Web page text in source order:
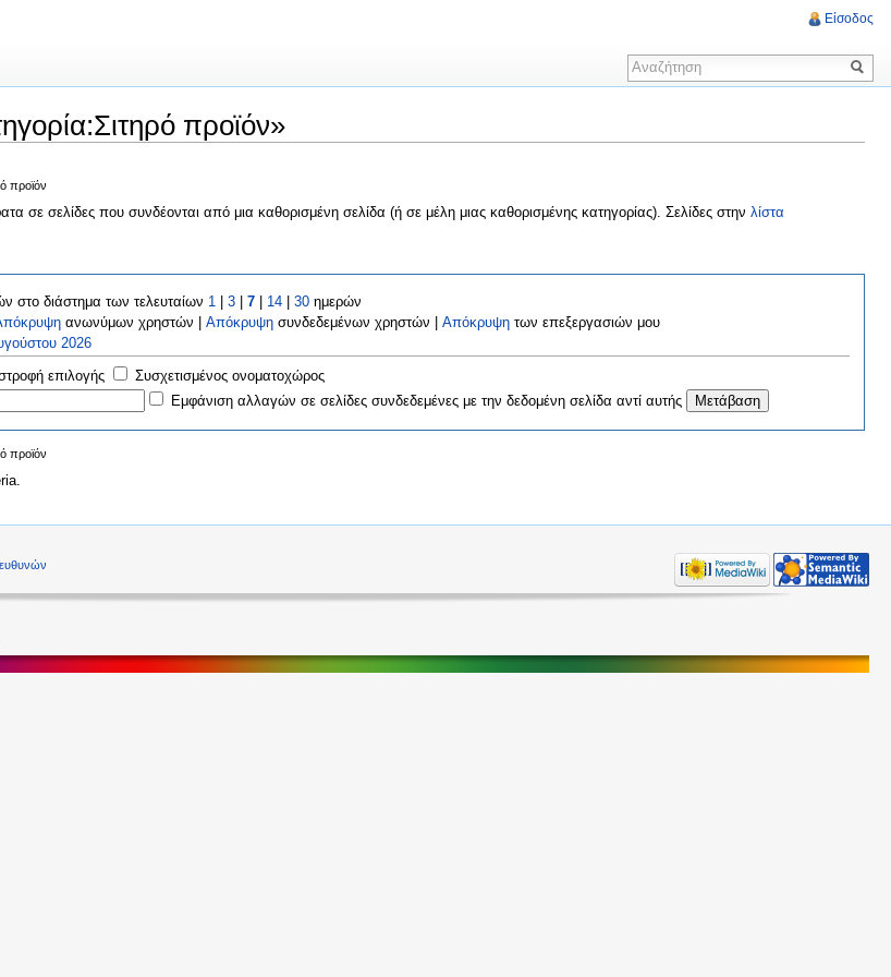
προϊόν»
προϊόν
σε σελίδες που συνδέονται από μια καθορισμένη σελίδα (ή σε μέλη μιας καθορισμένης κατηγορίας). Σελίδες στην λίστα
στο διάστημα των τελευταίων 1 | 3| 7| 14| 30ημερών
ανωνύμων χρηστών | Απόκρυψησυνδεδεμένων χρηστών | Απόκρυψητων επεξεργασιών μου
2026
επιλογής
Συσχετισμένος ονοματοχώρος
Εμφάνιση αλλαγών σε σελίδες συνδεδεμένες με την δεδομένη σελίδα αντί αυτής
προϊόν
Είσοδος